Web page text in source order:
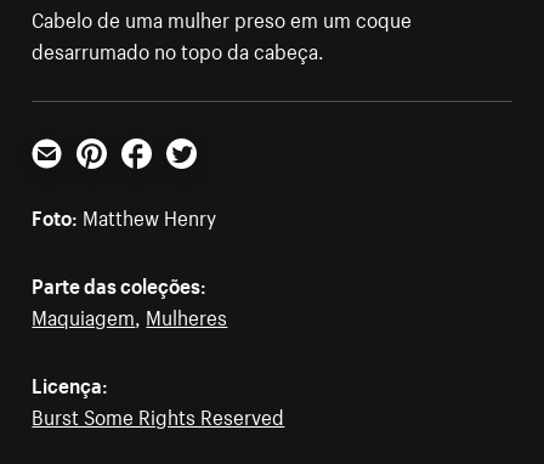
Cabelo de uma mulher preso em um coque
desarrumado no topo da cabeça.
E-mailPinterestFacebookTwitter
Foto: Matthew Henry
Parte das coleções:
Maquiagem, Mulheres
Licença:
Burst Some Rights Reserved